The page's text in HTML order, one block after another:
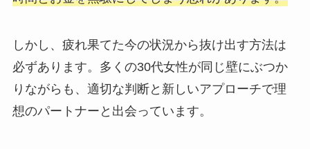
しかし、疲れ果てた今の状況から抜け出す方法は
必ずあります。多くの30代女性が同じ壁にぶつか
りながらも、適切な判断と新しいアプローチで理
想のパートナーと出会っています。